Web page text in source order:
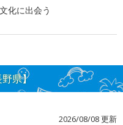
化に出会う
県】
2026/08/08 更新